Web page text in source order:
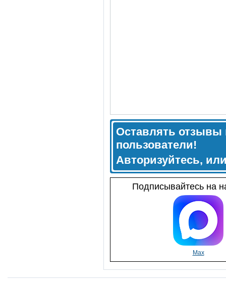
Оставлять отзывы
пользователи!
Авторизуйтесь,
Подписывайтесь на
Max